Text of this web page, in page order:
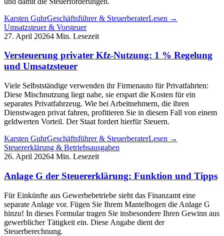
Karsten GuhrGeschäftsführer & SteuerberaterLesen →
Umsatzsteuer & Vorsteuer
27. April 20264 Min. Lesezeit
Versteuerung privater Kfz-Nutzung: 1 % Regelung
und Umsatzsteuer
Viele Selbstständige verwenden ihr Firmenauto für Privatfahrten:
Diese Mischnutzung liegt nahe, sie erspart die Kosten für ein
separates Privatfahrzeug. Wie bei Arbeitnehmern, die ihren
Dienstwagen privat fahren, profitieren Sie in diesem Fall von einem
geldwerten Vorteil. Der Staat fordert hierfür Steuern.
Karsten GuhrGeschäftsführer & SteuerberaterLesen →
Steuererklärung & Betriebsausgaben
26. April 20264 Min. Lesezeit
Anlage G der Steuererklärung: Funktion und Tipps
Für Einkünfte aus Gewerbebetriebe sieht das Finanzamt eine
separate Anlage vor. Fügen Sie Ihrem Mantelbogen die Anlage G
hinzu! In dieses Formular tragen Sie insbesondere Ihren Gewinn aus
gewerblicher Tätigkeit ein. Diese Angabe dient der
Steuerberechnung.